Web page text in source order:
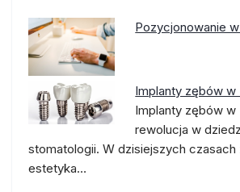
Pozycjonowanie
Implanty zębów w
Implanty zębów w
rewolucja w
stomatologii. W dzisiejszych czasach
estetyka…